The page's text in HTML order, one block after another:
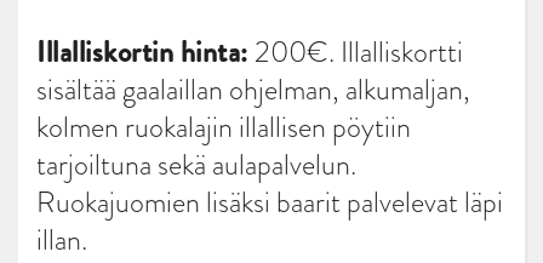
Illalliskortin hinta: 200€. Illalliskortti
sisältää gaalaillan ohjelman, alkumaljan,
kolmen ruokalajin illallisen pöytiin
tarjoiltuna sekä aulapalvelun.
Ruokajuomien lisäksi baarit palvelevat läpi
illan.